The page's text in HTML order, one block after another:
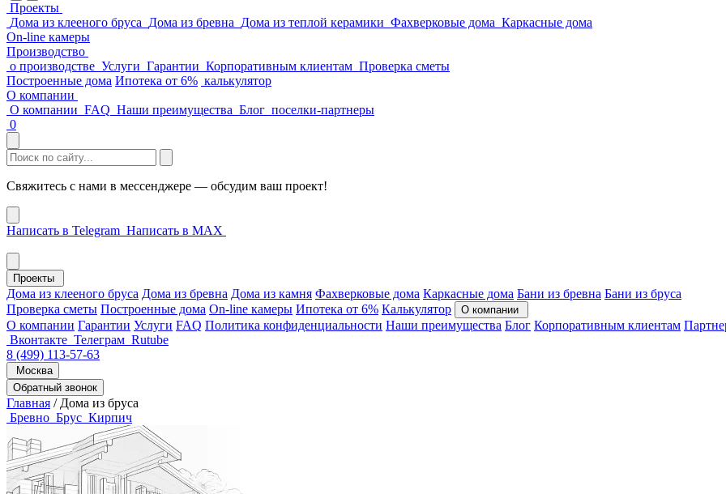
Проекты
Дома из клееного бруса Дома из бревна Дома из теплой керамики Фахверковые дома Каркасные дома
On-line камеры
Производство
о производстве Услуги Гарантии Корпоративным клиентам Проверка сметы
Построенные дома Ипотека от 6% калькулятор
О компании
О компании FAQ Наши преимущества Блог поселки-партнеры
0
Свяжитесь с нами в мессенджере — обсудим ваш проект!
Написать в Telegram Написать в MAX
Проекты
Дома из клееного бруса Дома из бревна Дома из камня Фахверковые дома Каркасные дома Бани из бревна Бани из бруса
Проверка сметы Построенные дома On-line камеры Ипотека от 6% Калькулятор О компании
О компании Гарантии Услуги FAQ Политика конфиденциальности Наши преимущества Блог Корпоративным клиентам
Вконтакте Телеграм Rutube
8 (499) 113-57-63
Москва
Обратный звонок
Главная / Дома из бруса
Бревно Брус Кирпич